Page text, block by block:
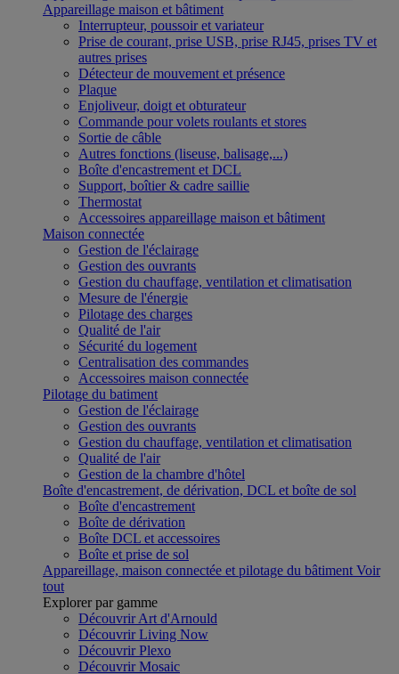
Appareillage maison et bâtiment
Interrupteur, poussoir et variateur
Prise de courant, prise USB, prise RJ45, prises TV et
autres prises
Détecteur de mouvement et présence
Plaque
Enjoliveur, doigt et obturateur
Commande pour volets roulants et stores
Sortie de câble
Autres fonctions (liseuse, balisage,...)
Boîte d'encastrement et DCL
Support, boîtier & cadre saillie
Thermostat
Accessoires appareillage maison et bâtiment
Maison connectée
Gestion de l'éclairage
Gestion des ouvrants
Gestion du chauffage, ventilation et climatisation
Mesure de l'énergie
Pilotage des charges
Qualité de l'air
Sécurité du logement
Centralisation des commandes
Accessoires maison connectée
Pilotage du batiment
Gestion de l'éclairage
Gestion des ouvrants
Gestion du chauffage, ventilation et climatisation
Qualité de l'air
Gestion de la chambre d'hôtel
Boîte d'encastrement, de dérivation, DCL et boîte de sol
Boîte d'encastrement
Boîte de dérivation
Boîte DCL et accessoires
Boîte et prise de sol
Appareillage, maison connectée et pilotage du bâtiment Voir
tout
Explorer par gamme
Découvrir Art d'Arnould
Découvrir Living Now
Découvrir Plexo
Découvrir Mosaic